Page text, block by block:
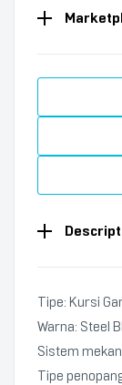
Tipe: Kursi
Warna: Steel
Sistem
Tipe